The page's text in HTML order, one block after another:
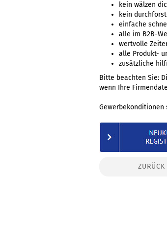
kein wälzen
kein
einfache
alle im B2B-
wertvolle
alle Produkt-
zusätzliche
Bitte beachten Sie:
wenn Ihre
ZURÜCK